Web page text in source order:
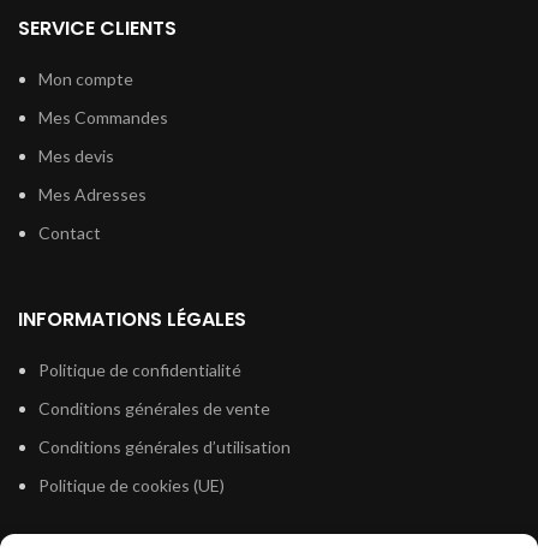
SERVICE CLIENTS
Mon compte
Mes Commandes
Mes devis
Mes Adresses
Contact
INFORMATIONS LÉGALES
Politique de confidentialité
Conditions générales de vente
Conditions générales d’utilisation
Politique de cookies (UE)